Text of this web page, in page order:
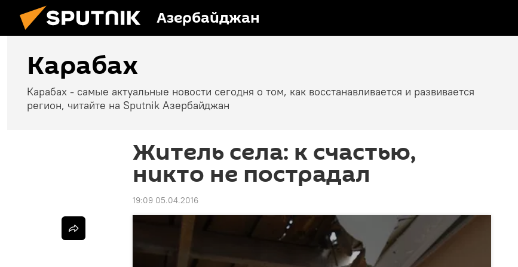
Азербайджан
Карабах
Карабах - самые актуальные новости сегодня о том, как восстанавливается и развивается
регион, читайте на Sputnik Азербайджан
Житель села: к счастью,
никто не пострадал
19:09 05.04.2016